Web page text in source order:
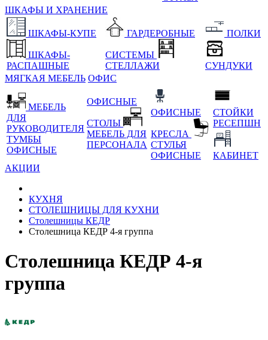
ШКАФЫ И ХРАНЕНИЕ
ШКАФЫ-КУПЕ
ШКАФЫ-
РАСПАШНЫЕ
ГАРДЕРОБНЫЕ
СИСТЕМЫ
СТЕЛЛАЖИ
ПОЛКИ
СУНДУКИ
МЯГКАЯ МЕБЕЛЬ ОФИС
МЕБЕЛЬ
ДЛЯ
РУКОВОДИТЕЛЯ
ТУМБЫ
ОФИСНЫЕ
ОФИСНЫЕ
СТОЛЫ
МЕБЕЛЬ ДЛЯ
ПЕРСОНАЛА
ОФИСНЫЕ
КРЕСЛА
СТУЛЬЯ
ОФИСНЫЕ
СТОЙКИ
РЕСЕПШН
КАБИНЕТ
АКЦИИ
КУХНЯ
СТОЛЕШНИЦЫ ДЛЯ КУХНИ
Столешницы КЕДР
Столешница КЕДР 4-я группа
Столешница КЕДР 4-я
группа